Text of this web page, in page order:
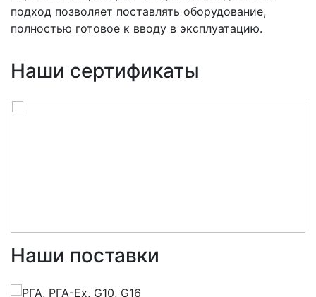
подход позволяет поставлять оборудование,
полностью готовое к вводу в эксплуатацию.
Наши сертификаты
Наши поставки